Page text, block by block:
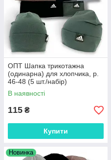
ОПТ Шапка трикотажна
(одинарна) для хлопчика, р.
46-48 (5 шт./набір)
В наявності
115 ₴
Купити
Новинка